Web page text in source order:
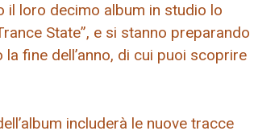
il loro decimo album in studio lo
State”, e si stanno preparando
fine dell’anno, di cui puoi scoprire
includerà le nuove tracce